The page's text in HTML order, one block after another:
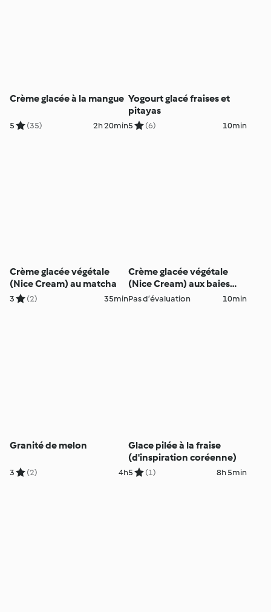
Crème glacée à la mangue
5 (35) 2h 20min
Yogourt glacé fraises et
pitayas
5 (6) 10min
Crème glacée végétale
(Nice Cream) au matcha
3 (2) 35min
Crème glacée végétale
(Nice Cream) aux baies
d'açaï
Pas d’évaluation 10min
Granité de melon
3 (2) 4h
Glace pilée à la fraise
(d'inspiration coréenne)
5 (1) 8h 5min